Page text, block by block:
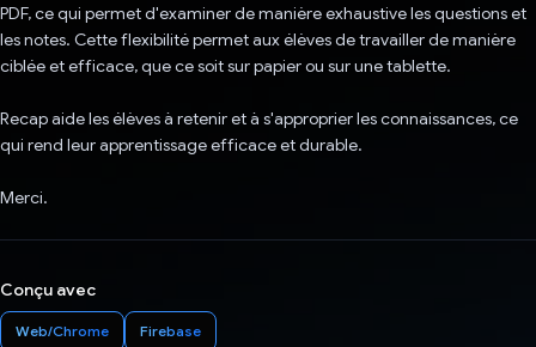
PDF, ce qui permet d'examiner de manière exhaustive les questions et
les notes. Cette flexibilité permet aux élèves de travailler de manière
ciblée et efficace, que ce soit sur papier ou sur une tablette.
Recap aide les élèves à retenir et à s'approprier les connaissances, ce
qui rend leur apprentissage efficace et durable.
Merci.
Conçu avec
Web/Chrome Firebase